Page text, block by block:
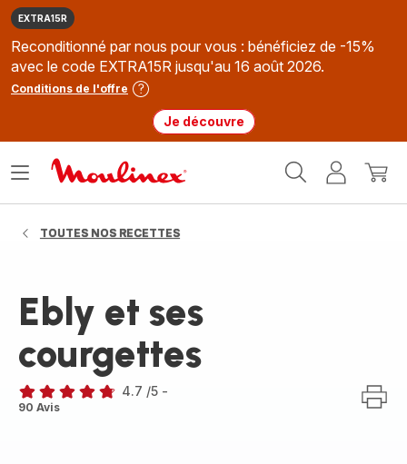
EXTRA15R
Reconditionné par nous pour vous : bénéficiez de -15%
avec le code EXTRA15R jusqu'au 16 août 2026.
Conditions de l'offre
Je découvre
MonMon
Ouvrir
TOUTES NOS RECETTES
Ebly et ses
courgettes
ratings.4.7
4.7 /5 -
90 Avis